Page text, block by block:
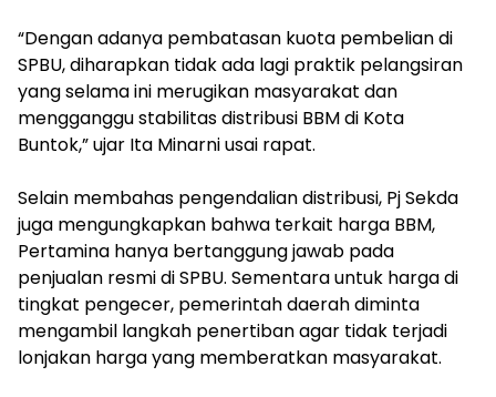
‎“Dengan adanya pembatasan kuota pembelian di
SPBU, diharapkan tidak ada lagi praktik pelangsiran
yang selama ini merugikan masyarakat dan
mengganggu stabilitas distribusi BBM di Kota
Buntok,” ujar Ita Minarni usai rapat.
‎Selain membahas pengendalian distribusi, Pj Sekda
juga mengungkapkan bahwa terkait harga BBM,
Pertamina hanya bertanggung jawab pada
penjualan resmi di SPBU. Sementara untuk harga di
tingkat pengecer, pemerintah daerah diminta
mengambil langkah penertiban agar tidak terjadi
lonjakan harga yang memberatkan masyarakat.